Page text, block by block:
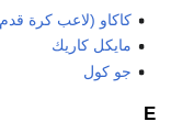
كاكاو (لاعب كرة
مايكل كاريك
جو كول
E